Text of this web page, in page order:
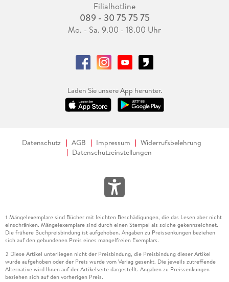
Filialhotline
089 - 30 75 75 75
Mo. - Sa. 9.00 - 18.00 Uhr
Laden Sie unsere App herunter.
Datenschutz AGB Impressum
Widerrufsbelehrung
Datenschutzeinstellungen
1 Mängelexemplare sind Bücher mit leichten Beschädigungen, die das Lesen aber nicht
einschränken. Mängelexemplare sind durch einen Stempel als solche gekennzeichnet.
Die frühere Buchpreisbindung ist aufgehoben. Angaben zu Preissenkungen beziehen
sich auf den gebundenen Preis eines mangelfreien Exemplars.
2 Diese Artikel unterliegen nicht der Preisbindung, die Preisbindung dieser Artikel
wurde aufgehoben oder der Preis wurde vom Verlag gesenkt. Die jeweils zutreffende
Alternative wird Ihnen auf der Artikelseite dargestellt. Angaben zu Preissenkungen
beziehen sich auf den vorherigen Preis.